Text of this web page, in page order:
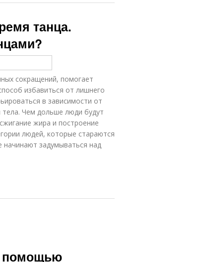
танца.
сокращений, помогает
избавиться от лишнего
в зависимости от
Чем дольше люди будут
жира и построение
людей, которые стараются
задумываться над
помощью